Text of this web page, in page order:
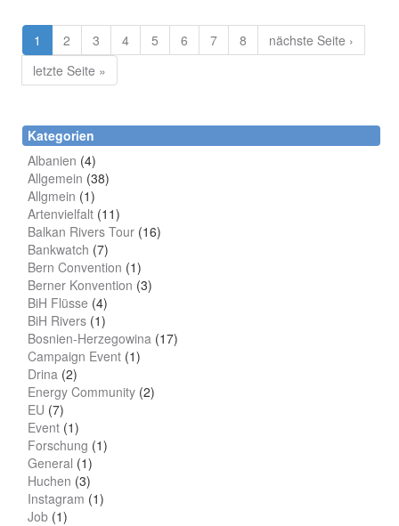
1 2 3 4 5 6 7 8
nächste Seite ›
letzte Seite »
Kategorien
Albanien (4)
Allgemein (38)
Allgmein (1)
Artenvielfalt (11)
Balkan Rivers Tour (16)
Bankwatch (7)
Bern Convention (1)
Berner Konvention (3)
BiH Flüsse (4)
BiH Rivers (1)
Bosnien-Herzegowina (17)
Campaign Event (1)
Drina (2)
Energy Community (2)
EU (7)
Event (1)
Forschung (1)
General (1)
Huchen (3)
Instagram (1)
Job (1)